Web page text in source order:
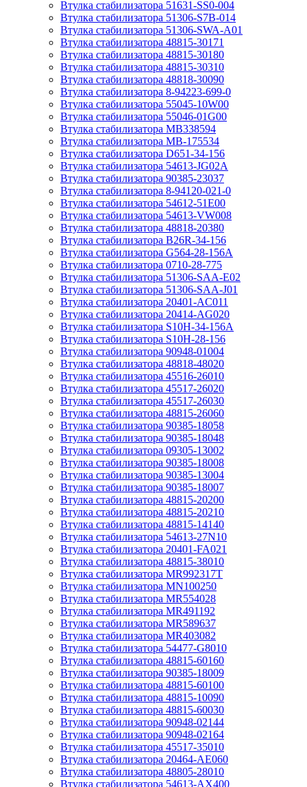
Втулка стабилизатора 51631-SS0-004
Втулка стабилизатора 51306-S7B-014
Втулка стабилизатора 51306-SWA-A01
Втулка стабилизатора 48815-30171
Втулка стабилизатора 48815-30180
Втулка стабилизатора 48815-30310
Втулка стабилизатора 48818-30090
Втулка стабилизатора 8-94223-699-0
Втулка стабилизатора 55045-10W00
Втулка стабилизатора 55046-01G00
Втулка стабилизатора MB338594
Втулка стабилизатора MB-175534
Втулка стабилизатора D651-34-156
Втулка стабилизатора 54613-JG02A
Втулка стабилизатора 90385-23037
Втулка стабилизатора 8-94120-021-0
Втулка стабилизатора 54612-51E00
Втулка стабилизатора 54613-VW008
Втулка стабилизатора 48818-20380
Втулка стабилизатора B26R-34-156
Втулка стабилизатора G564-28-156A
Втулка стабилизатора 0710-28-775
Втулка стабилизатора 51306-SAA-E02
Втулка стабилизатора 51306-SAA-J01
Втулка стабилизатора 20401-AC011
Втулка стабилизатора 20414-AG020
Втулка стабилизатора S10H-34-156A
Втулка стабилизатора S10H-28-156
Втулка стабилизатора 90948-01004
Втулка стабилизатора 48818-48020
Втулка стабилизатора 45516-26010
Втулка стабилизатора 45517-26020
Втулка стабилизатора 45517-26030
Втулка стабилизатора 48815-26060
Втулка стабилизатора 90385-18058
Втулка стабилизатора 90385-18048
Втулка стабилизатора 09305-13002
Втулка стабилизатора 90385-18008
Втулка стабилизатора 90385-13004
Втулка стабилизатора 90385-18007
Втулка стабилизатора 48815-20200
Втулка стабилизатора 48815-20210
Втулка стабилизатора 48815-14140
Втулка стабилизатора 54613-27N10
Втулка стабилизатора 20401-FA021
Втулка стабилизатора 48815-38010
Втулка стабилизатора MR992317T
Втулка стабилизатора MN100250
Втулка стабилизатора MR554028
Втулка стабилизатора MR491192
Втулка стабилизатора MR589637
Втулка стабилизатора MR403082
Втулка стабилизатора 54477-G8010
Втулка стабилизатора 48815-60160
Втулка стабилизатора 90385-18009
Втулка стабилизатора 48815-60100
Втулка стабилизатора 48815-10090
Втулка стабилизатора 48815-60030
Втулка стабилизатора 90948-02144
Втулка стабилизатора 90948-02164
Втулка стабилизатора 45517-35010
Втулка стабилизатора 20464-AE060
Втулка стабилизатора 48805-28010
Втулка стабилизатора 54613-AX400